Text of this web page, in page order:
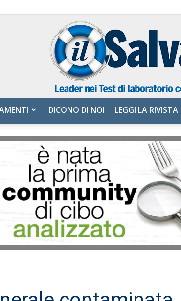
DICONO DI NOI LEGGI LA RIVISTA